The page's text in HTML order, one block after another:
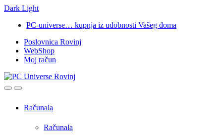
Dark Light
navigation
content
PC-universe… kupnja iz udobnosti Vašeg doma
Poslovnica Rovinj
WebShop
Moj račun
OpenClose
Računala
Računala